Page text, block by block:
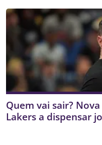
Quem vai sair?
Lakers a dispensar